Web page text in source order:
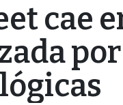
cae